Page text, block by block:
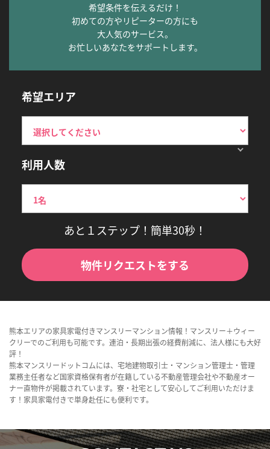
希望条件を伝えるだけ！
初めての方やリピーターの方にも
大人気のサービス。
お忙しいあなたをサポートします。
希望エリア
利用人数
あと１ステップ！簡単30秒！
物件リクエストをする
熊本エリアの家具家電付きマンスリーマンション情報！マンスリー＋ウィー
クリーでのご利用も可能です。連泊・長期出張の経費削減に、法人様にも大好
評！
熊本マンスリードットコムには、宅地建物取引士・マンション管理士・管理
業務主任者など国家資格保有者が在籍している不動産管理会社や不動産オー
ナー直物件が掲載されています。寮・社宅として安心してご利用いただけま
す！家具家電付きで単身赴任にも便利です。